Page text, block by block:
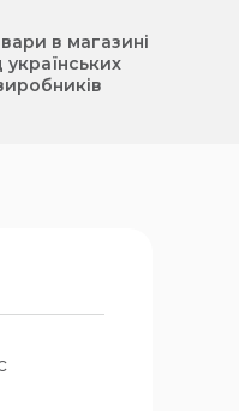
в магазині
українських